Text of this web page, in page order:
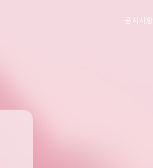
공지사항